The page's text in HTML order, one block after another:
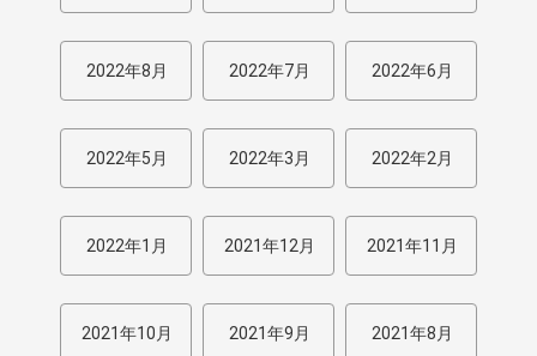
2022年8月 2022年7月 2022年6月
2022年5月 2022年3月 2022年2月
2022年1月 2021年12月 2021年11月
2021年10月 2021年9月 2021年8月